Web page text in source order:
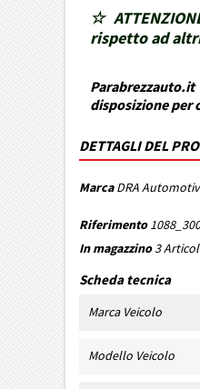
☆
rispetto ad
disposizione per
DETTAGLI DEL
Marca DRA
Riferimento
In magazzino 3
Scheda tecnica
Marca Veicolo
Modello Veicolo